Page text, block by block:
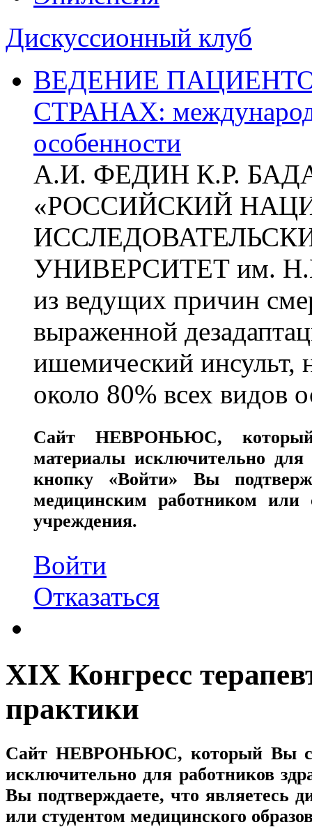
Дискуссионный клуб
ВЕДЕНИЕ
СТРАНАХ:
особенности
А.И. ФЕДИН К.Р.
«РОССИЙСКИЙ
УНИВЕРСИТЕТ им.
из ведущих причин
выраженной
ишемический инсульт,
около 80% всех видов
СайтНЕВРОНЬЮС,
материалы исключительно для
кнопку «Войти» Вы
медицинским работником или
учреждения.
Войти
Отказаться
XIX Конгресс
практики
Сайт НЕВРОНЬЮС, который Вы
исключительно для работников
Вы подтверждаете, что являетесь
или студентом медицинского